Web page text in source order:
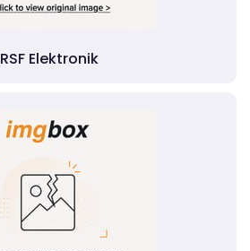
RSF Elektronik